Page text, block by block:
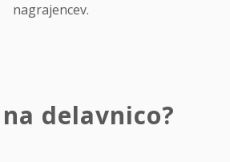
nagrajencev.
delavnico?